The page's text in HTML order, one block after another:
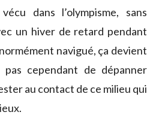
dans l’olympisme, sans
un hiver de retard pendant
navigué, ça devient
pas cependant de dépanner
au contact de ce milieu qui